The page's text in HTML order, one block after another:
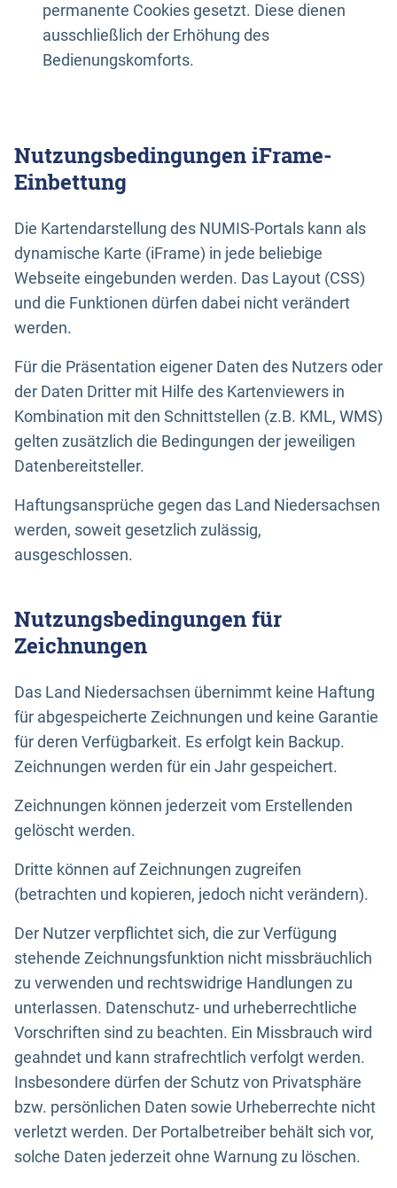
permanente Cookies gesetzt. Diese dienen
ausschließlich der Erhöhung des
Bedienungskomforts.
Nutzungsbedingungen iFrame-
Einbettung
Die Kartendarstellung des NUMIS-Portals kann als
dynamische Karte (iFrame) in jede beliebige
Webseite eingebunden werden. Das Layout (CSS)
und die Funktionen dürfen dabei nicht verändert
werden.
Für die Präsentation eigener Daten des Nutzers oder
der Daten Dritter mit Hilfe des Kartenviewers in
Kombination mit den Schnittstellen (z.B. KML, WMS)
gelten zusätzlich die Bedingungen der jeweiligen
Datenbereitsteller.
Haftungsansprüche gegen das Land Niedersachsen
werden, soweit gesetzlich zulässig,
ausgeschlossen.
Nutzungsbedingungen für
Zeichnungen
Das Land Niedersachsen übernimmt keine Haftung
für abgespeicherte Zeichnungen und keine Garantie
für deren Verfügbarkeit. Es erfolgt kein Backup.
Zeichnungen werden für ein Jahr gespeichert.
Zeichnungen können jederzeit vom Erstellenden
gelöscht werden.
Dritte können auf Zeichnungen zugreifen
(betrachten und kopieren, jedoch nicht verändern).
Der Nutzer verpflichtet sich, die zur Verfügung
stehende Zeichnungsfunktion nicht missbräuchlich
zu verwenden und rechtswidrige Handlungen zu
unterlassen. Datenschutz- und urheberrechtliche
Vorschriften sind zu beachten. Ein Missbrauch wird
geahndet und kann strafrechtlich verfolgt werden.
Insbesondere dürfen der Schutz von Privatsphäre
bzw. persönlichen Daten sowie Urheberrechte nicht
verletzt werden. Der Portalbetreiber behält sich vor,
solche Daten jederzeit ohne Warnung zu löschen.